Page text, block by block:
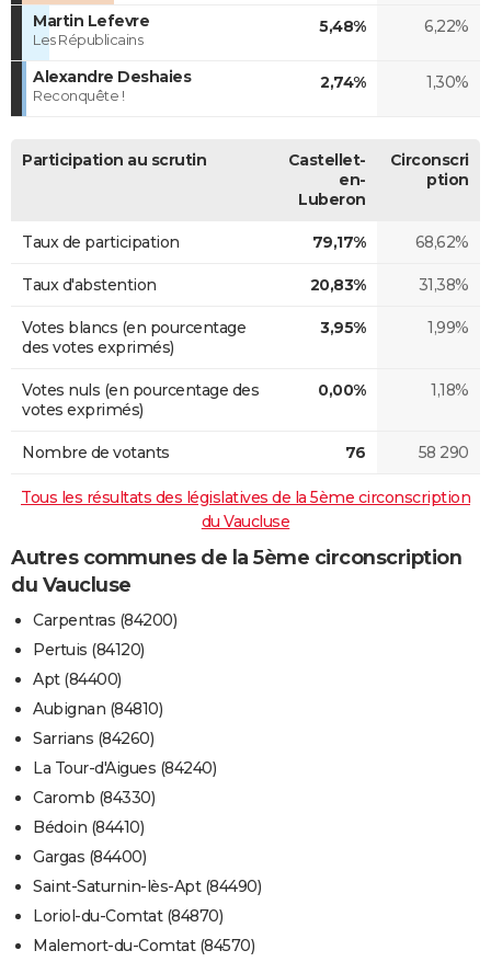
Martin Lefevre
Les Républicains
5,48% 6,22%
Alexandre Deshaies
Reconquête !
2,74% 1,30%
Participation au scrutin
Castellet-
en-
Luberon
Circonscri
ption
Taux de participation 79,17% 68,62%
Taux d'abstention 20,83% 31,38%
Votes blancs (en pourcentage
des votes exprimés)
3,95% 1,99%
Votes nuls (en pourcentage des
votes exprimés)
0,00% 1,18%
Nombre de votants 76 58 290
Tous les résultats des législatives de la 5ème circonscription
du Vaucluse
Autres communes de la 5ème circonscription
du Vaucluse
Carpentras (84200)
Pertuis (84120)
Apt (84400)
Aubignan (84810)
Sarrians (84260)
La Tour-d'Aigues (84240)
Caromb (84330)
Bédoin (84410)
Gargas (84400)
Saint-Saturnin-lès-Apt (84490)
Loriol-du-Comtat (84870)
Malemort-du-Comtat (84570)